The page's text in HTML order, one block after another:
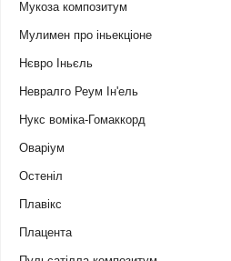
Мукоза композитум
Мулимен про іньекціоне
Нєвро Іньєль
Невралго Реум Ін'ель
Нукс воміка-Гомаккорд
Оваріум
Остеніл
Плавікс
Плацента